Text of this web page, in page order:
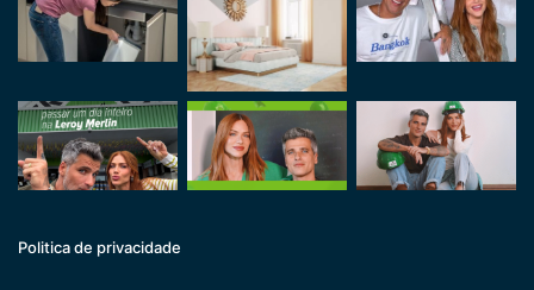
Politica de privacidade